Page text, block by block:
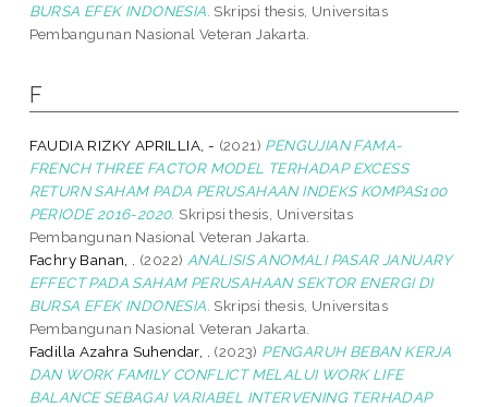
BURSA EFEK INDONESIA. Skripsi thesis, Universitas
Pembangunan Nasional Veteran Jakarta.
F
FAUDIA RIZKY APRILLIA, - (2021) PENGUJIAN FAMA-
FRENCH THREE FACTOR MODEL TERHADAP EXCESS
RETURN SAHAM PADA PERUSAHAAN INDEKS KOMPAS100
PERIODE 2016-2020. Skripsi thesis, Universitas
Pembangunan Nasional Veteran Jakarta.
Fachry Banan, .
(2022) ANALISIS ANOMALI PASAR JANUARY
EFFECT PADA SAHAM PERUSAHAAN SEKTOR ENERGI DI
BURSA EFEK INDONESIA. Skripsi thesis, Universitas
Pembangunan Nasional Veteran Jakarta.
Fadilla Azahra Suhendar, .
(2023) PENGARUH BEBAN KERJA
DAN WORK FAMILY CONFLICT MELALUI WORK LIFE
BALANCE SEBAGAI VARIABEL INTERVENING TERHADAP